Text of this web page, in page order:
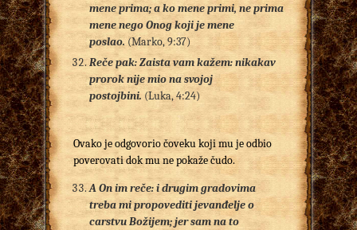
mene prima; a ko mene primi, ne prima
mene nego Onog koji je mene
poslao. (Marko, 9:37)
Reče pak: Zaista vam kažem: nikakav
prorok nije mio na svojoj
postojbini. (Luka, 4:24)
Ovako je odgovorio čoveku koji mu je odbio
poverovati dok mu ne pokaže čudo.
A On im reče: i drugim gradovima
treba mi propovediti jevanđelje o
carstvu Božijem; jer sam na to